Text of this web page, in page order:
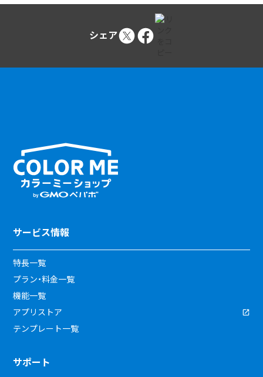
シェア
サービス情報
特長一覧
プラン・料金一覧
機能一覧
アプリストア
テンプレート一覧
サポート